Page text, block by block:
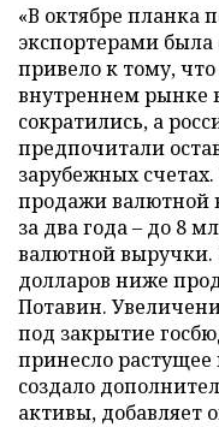
«В октябре планка
экспортерами была
привело к тому,
внутреннем рынке
сократились, а
предпочитали
зарубежных
продажи валютной
за два года – до 8
валютной выручки.
долларов ниже
Потавин.
под закрытие
принесло
создало
активы, добавляет